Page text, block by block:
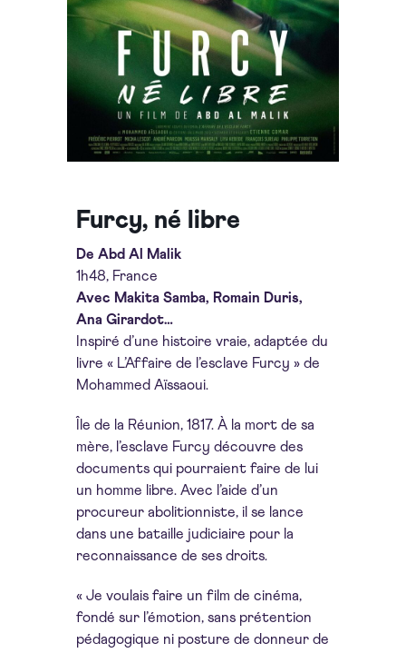
Furcy, né libre
De Abd Al Malik
1h48, France
Avec Makita Samba, Romain Duris,
Ana Girardot…
Inspiré d’une histoire vraie, adaptée du
livre « L’Affaire de l’esclave Furcy » de
Mohammed Aïssaoui.
Île de la Réunion, 1817. À la mort de sa
mère, l’esclave Furcy découvre des
documents qui pourraient faire de lui
un homme libre. Avec l’aide d’un
procureur abolitionniste, il se lance
dans une bataille judiciaire pour la
reconnaissance de ses droits.
« Je voulais faire un film de cinéma,
fondé sur l’émotion, sans prétention
pédagogique ni posture de donneur de